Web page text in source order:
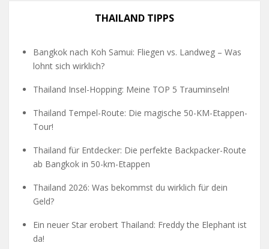
THAILAND TIPPS
Bangkok nach Koh Samui: Fliegen vs. Landweg – Was
lohnt sich wirklich?
Thailand Insel-Hopping: Meine TOP 5 Trauminseln!
Thailand Tempel-Route: Die magische 50-KM-Etappen-
Tour!
Thailand für Entdecker: Die perfekte Backpacker-Route
ab Bangkok in 50-km-Etappen
Thailand 2026: Was bekommst du wirklich für dein
Geld?
Ein neuer Star erobert Thailand: Freddy the Elephant ist
da!